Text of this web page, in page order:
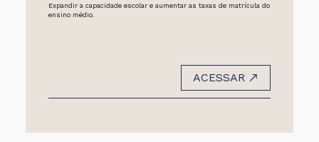
Expandir a capacidade escolar e aumentar as taxas de matrícula do
ensino médio.
ACESSAR